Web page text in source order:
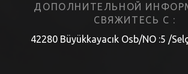
ДОПОЛНИТЕЛЬНОЙ
СВЯЖИТЕСЬ С :
42280 Büyükkayacık Osb/NO :5 /